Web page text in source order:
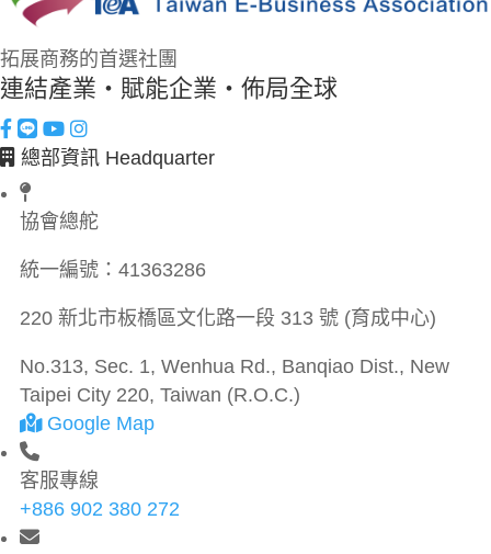
拓展商務的首選社團
連結產業・賦能企業・佈局全球
總部資訊 Headquarter
協會總舵
統一編號： 41363286
220 新北市板橋區文化路一段 313 號 (育成中心)
No.313, Sec. 1, Wenhua Rd., Banqiao Dist., New
Taipei City 220, Taiwan (R.O.C.)
Google Map
客服專線
+886 902 380 272